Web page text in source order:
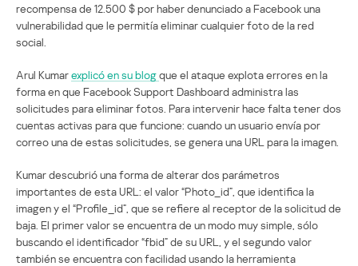
recompensa de 12.500 $ por haber denunciado a Facebook una
vulnerabilidad que le permitía eliminar cualquier foto de la red
social.
Arul Kumarexplicó en su blogque el ataque explota errores en la
forma en que Facebook Support Dashboard administra las
solicitudes para eliminar fotos. Para intervenir hace falta tener dos
cuentas activas para que funcione: cuando un usuario envía por
correo una de estas solicitudes, se genera una URL para la imagen.
Kumar descubrió una forma de alterar dos parámetros
importantes de esta URL: el valor “Photo_id”, que identifica la
imagen y el “Profile_id”, que se refiere al receptor de la solicitud de
baja. El primer valor se encuentra de un modo muy simple, sólo
buscando el identificador “fbid” de su URL, y el segundo valor
también se encuentra con facilidad usando la herramienta